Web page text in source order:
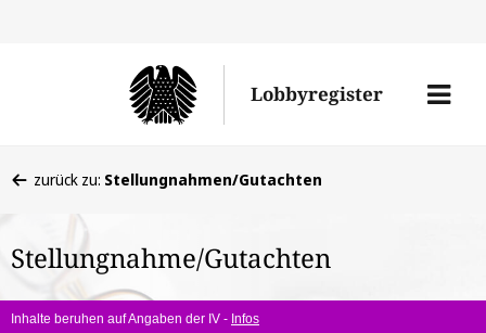
Lobbyregister
Menü
befinden
hier:
zurück zu: Stellungnahmen/Gutachten
Stellungnahme/Gutachten
Inhalte beruhen auf Angaben der IV - Infos